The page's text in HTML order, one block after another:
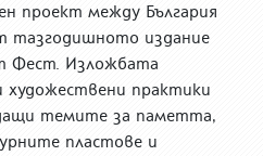
проект между България
тазгодишното издание
Фест. Изложбата
художествени практики
темите за паметта,
пластове и